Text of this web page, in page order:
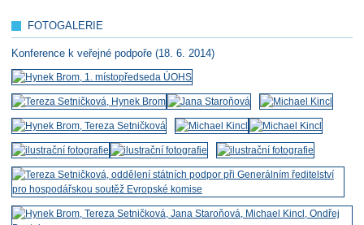
FOTOGALERIE
Konference k veřejné podpoře (18. 6. 2014)